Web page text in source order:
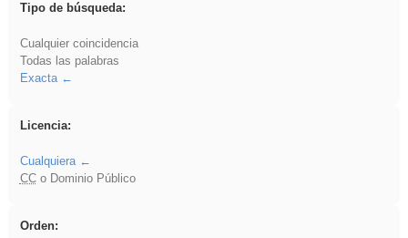
Tipo de búsqueda:
Cualquier coincidencia
Todas las palabras
Exacta
Licencia:
Cualquiera
CCo Dominio Público
Orden: